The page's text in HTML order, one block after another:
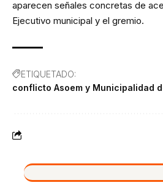
aparecen señales concretas de
Ejecutivo municipal y el gremio.
ETIQUETADO:
conflicto Asoem y Municipalidad
VIVO